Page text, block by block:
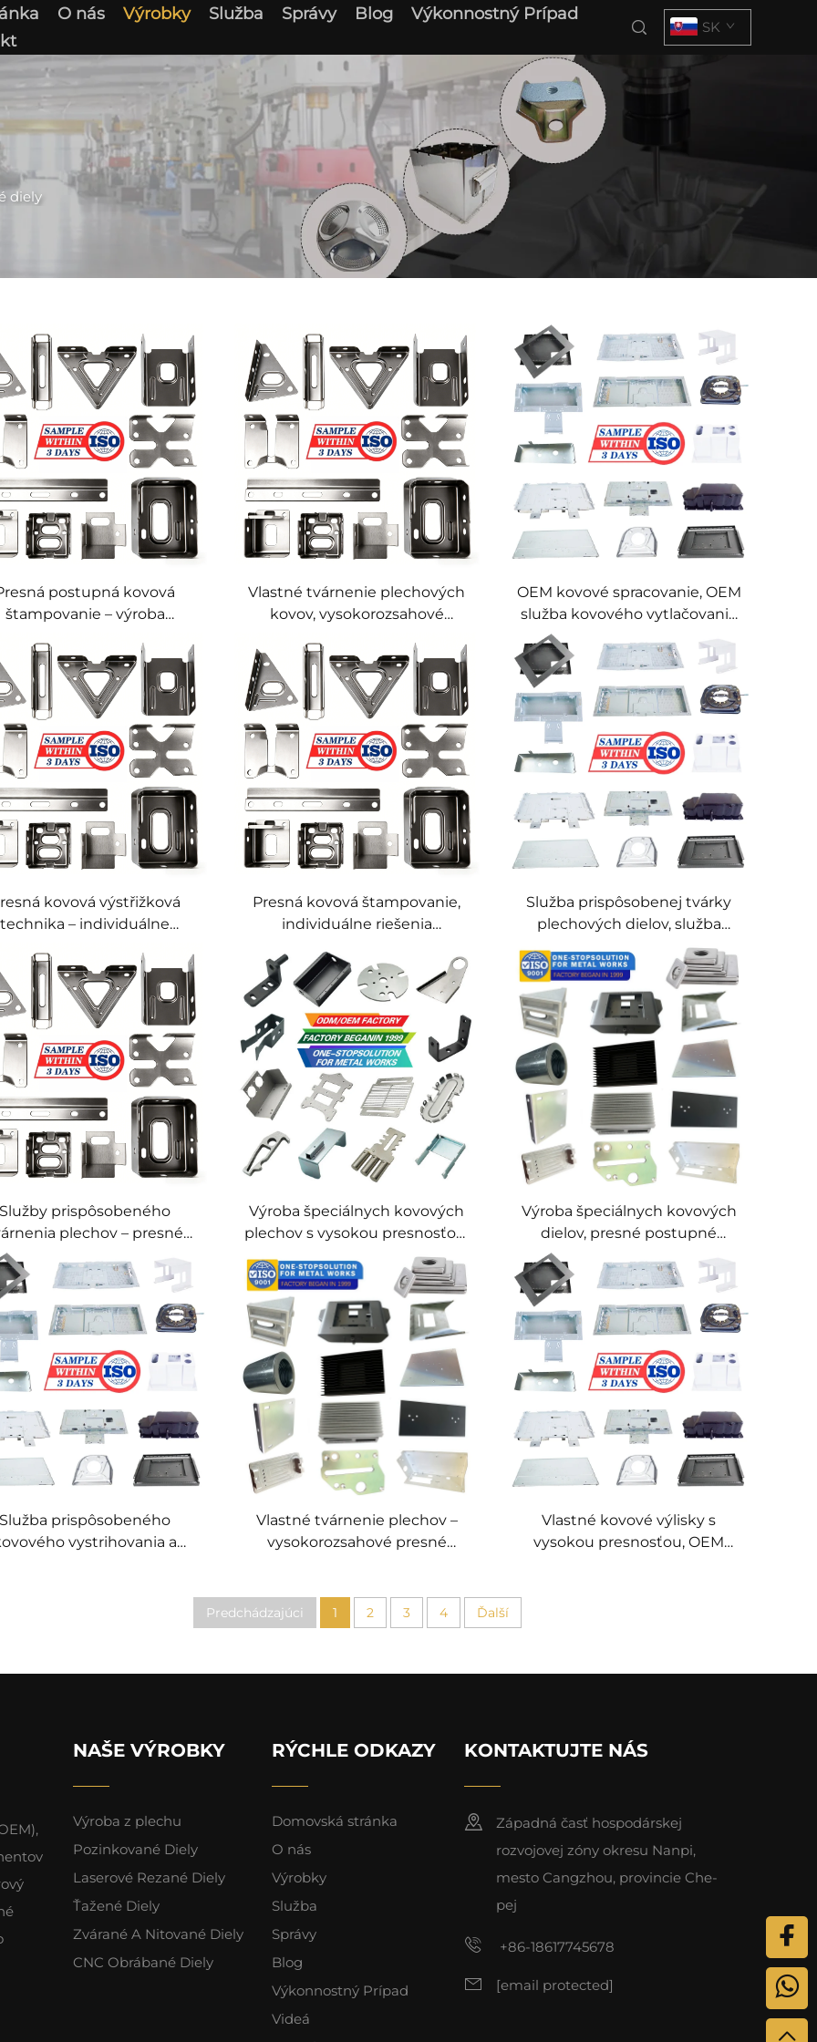
O nás Výrobky Služba Správy Blog
Výkonnostný Prípad
SK
diely
postupná kovová
štampovanie – výroba
špeciálne kovové
štampovanie, služba
vyrezávania
Vlastné tvárnenie plechových
kovov, vysokorozsahové
služba pre tvárnenie kovov z
nehrdzavejúcej ocele a hliníka
OEM kovové spracovanie, OEM
služba kovového vytlačovania
pre nehrdzavejúcu oceľ a
hliník, presné progresívne
kovové vytlačovanie
kovová výstřižková
technika – individuálne
Presná kovová štampovanie,
individuálne riešenia
individuálna výroba z plechov
Služba prispôsobenej tvárky
plechových dielov, služba
prispôsobeného kovového
vystrihovania a vyrezávania,
sériová výroba
Služby prispôsobeného
plechov – presné
komponenty pre OEM
tvárnenie
Výroba špeciálnych kovových
plechov s vysokou presnosťou,
progresívne kovové
vytlačovanie, výroba
špeciálnych komponentov
Výroba špeciálnych kovových
dielov, presné postupné
kovové vytlačovanie, výroba
špeciálnych komponentov
Služba prispôsobeného
vystrihovania a
Vlastné tvárnenie plechov –
vysokorozsahové presné
Vlastné kovové výlisky s
vysokou presnosťou, OEM
Predchádzajúci 1 2 3 4 Ďalší
NAŠE VÝROBKY
Výroba z plechu
Pozinkované Diely
Laserové Rezané Diely
Ťažené Diely
Zvárané A Nitované Diely
CNC Obrábané Diely
RÝCHLE ODKAZY
Domovská stránka
O nás
Výrobky
Služba
Správy
Blog
Výkonnostný Prípad
Videá
KONTAKTUJTE NÁS
Západná časť hospodárskej
rozvojovej zóny okresu Nanpi,
mesto Cangzhou, provincie Che-
pej
+86-18617745678
[email protected]